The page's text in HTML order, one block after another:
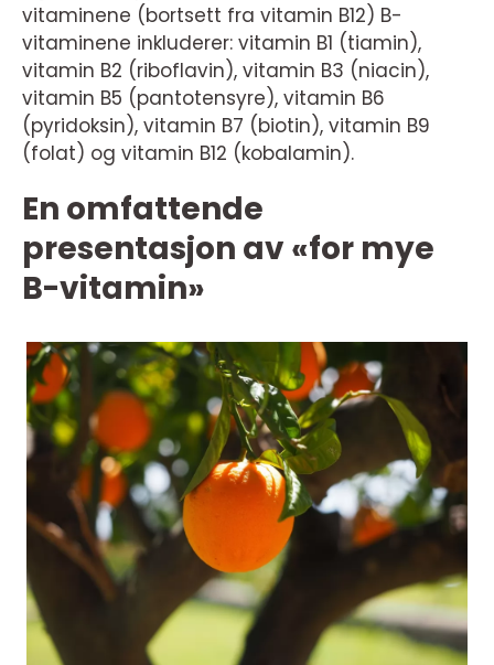
vitaminene (bortsett fra vitamin B12) B-
vitaminene inkluderer: vitamin B1 (tiamin),
vitamin B2 (riboflavin), vitamin B3 (niacin),
vitamin B5 (pantotensyre), vitamin B6
(pyridoksin), vitamin B7 (biotin), vitamin B9
(folat) og vitamin B12 (kobalamin).
En omfattende
presentasjon av «for mye
B-vitamin»